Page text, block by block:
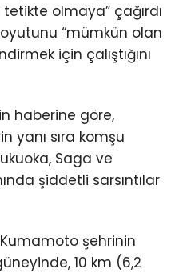
tetikte olmaya” çağırdı
“mümkün olan
için çalıştığını
haberine göre,
yanı sıra komşu
Saga ve
şiddetli sarsıntılar
şehrinin
10 km (6,2